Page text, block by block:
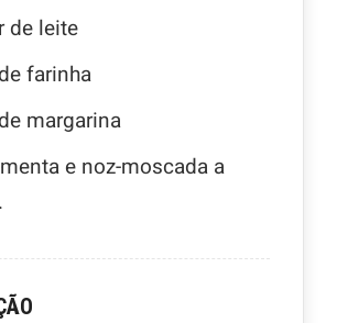
de leite
de farinha
de margarina
e noz-moscada a